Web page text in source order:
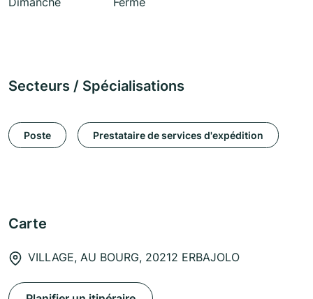
Secteurs / Spécialisations
Poste Prestataire de services d'expédition
Carte
VILLAGE, AU BOURG, 20212 ERBAJOLO